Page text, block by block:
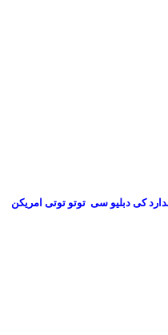
کی دبلیو سی توتو توتی امریکن